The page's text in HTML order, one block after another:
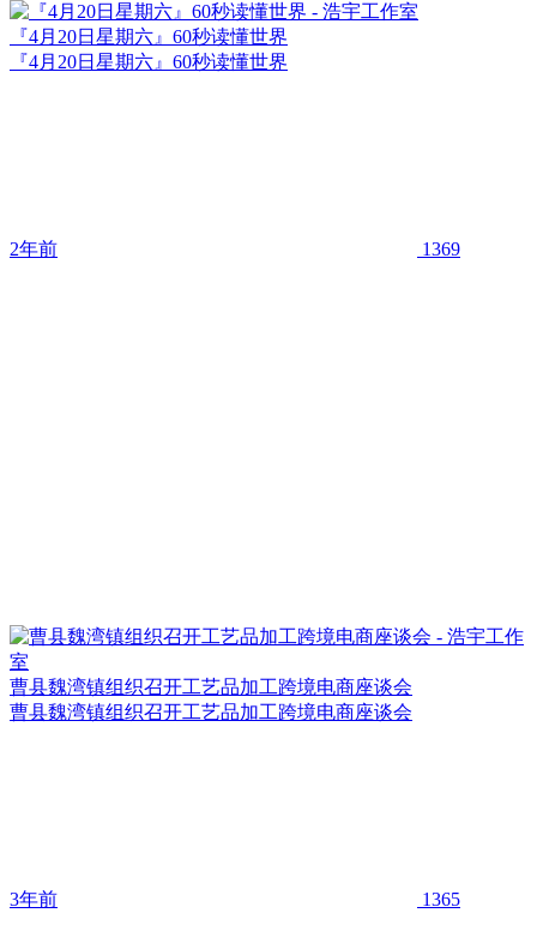
『4月20日星期六』60秒读懂世界
『4月20日星期六』60秒读懂世界
2年前 1369
曹县魏湾镇组织召开工艺品加工跨境电商座谈会
曹县魏湾镇组织召开工艺品加工跨境电商座谈会
3年前 1365